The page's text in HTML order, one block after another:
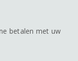
betalen met uw